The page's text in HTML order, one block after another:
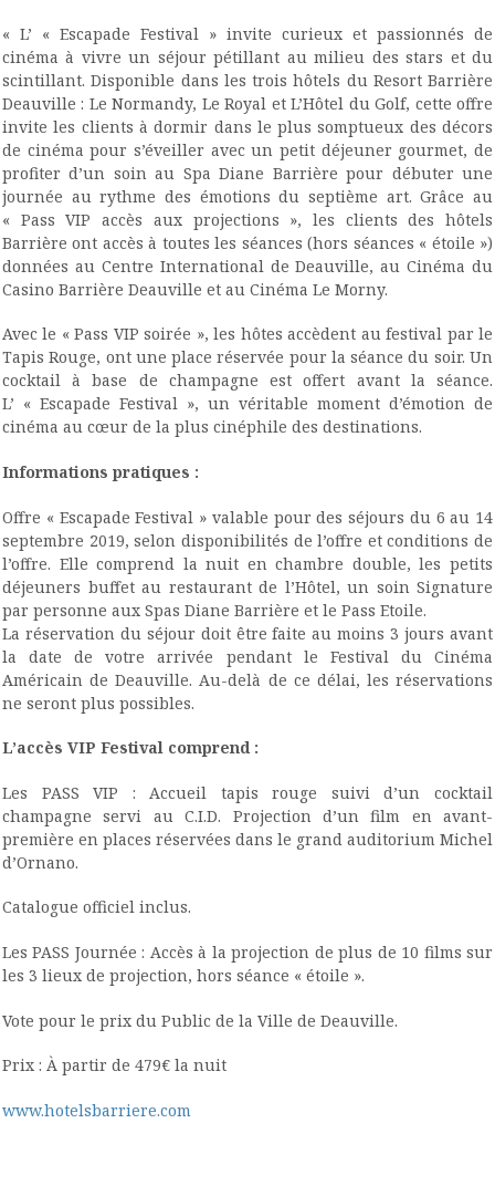
« L’ « Escapade Festival » invite curieux et passionnés de
cinéma à vivre un séjour pétillant au milieu des stars et du
scintillant. Disponible dans les trois hôtels du Resort Barrière
Deauville : Le Normandy, Le Royal et L’Hôtel du Golf, cette offre
invite les clients à dormir dans le plus somptueux des décors
de cinéma pour s’éveiller avec un petit déjeuner gourmet, de
profiter d’un soin au Spa Diane Barrière pour débuter une
journée au rythme des émotions du septième art. Grâce au
« Pass VIP accès aux projections », les clients des hôtels
Barrière ont accès à toutes les séances (hors séances « étoile »)
données au Centre International de Deauville, au Cinéma du
Casino Barrière Deauville et au Cinéma Le Morny.
Avec le « Pass VIP soirée », les hôtes accèdent au festival par le
Tapis Rouge, ont une place réservée pour la séance du soir. Un
cocktail à base de champagne est offert avant la séance.
L’ « Escapade Festival », un véritable moment d’émotion de
cinéma au cœur de la plus cinéphile des destinations.
Informations pratiques :
Offre « Escapade Festival » valable pour des séjours du 6 au 14
septembre 2019, selon disponibilités de l’offre et conditions de
l’offre. Elle comprend la nuit en chambre double, les petits
déjeuners buffet au restaurant de l’Hôtel, un soin Signature
par personne aux Spas Diane Barrière et le Pass Etoile.
La réservation du séjour doit être faite au moins 3 jours avant
la date de votre arrivée pendant le Festival du Cinéma
Américain de Deauville. Au-delà de ce délai, les réservations
ne seront plus possibles.
L’accès VIP Festival comprend :
Les PASS VIP : Accueil tapis rouge suivi d’un cocktail
champagne servi au C.I.D. Projection d’un film en avant-
première en places réservées dans le grand auditorium Michel
d’Ornano.
Catalogue officiel inclus.
Les PASS Journée : Accès à la projection de plus de 10 films sur
les 3 lieux de projection, hors séance « étoile ».
Vote pour le prix du Public de la Ville de Deauville.
Prix : À partir de 479€ la nuit
www.hotelsbarriere.com